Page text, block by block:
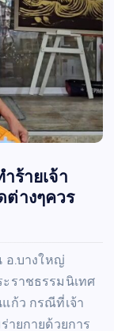
ร้ายเจ้า
ต่างๆควร
อ.บางใหญ่
ราชธรรมนิเทศ
ก้ว กรณีที่เจ้า
ายกายด้วยการ